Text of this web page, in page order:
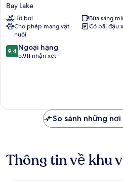
Hilton
Orlando
at
Flamingo
Crossings
Bay
Bay Lake
Hồ bơi
Bữa sáng
Cho phép mang vật
nuôi
Có bãi đậu
9.4
trên
xét
9,4 Ngoại hạng
5.911 nhận xét
So sánh những
Thông tin về khu